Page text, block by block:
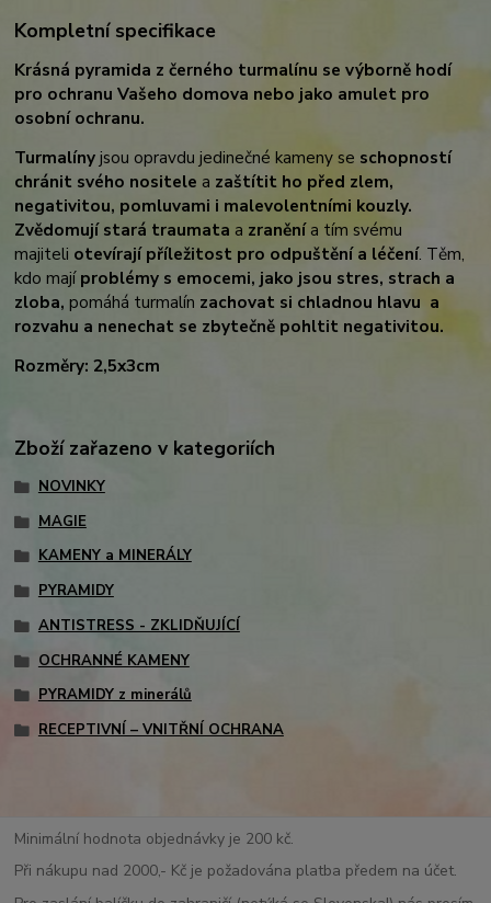
Kompletní specifikace
Krásná pyramida z černého turmalínu se výborně hodí
pro ochranu Vašeho domova nebo jako amulet pro
osobní ochranu.
Turmalínyjsou opravdu jedinečné kameny se schopností
chránit svého nositele a zaštítit ho před zlem,
negativitou, pomluvami i malevolentními kouzly.
Zvědomují stará traumata a zraněnía tím svému
majiteli otevírají příležitost pro odpuštění a léčení. Těm,
kdo majíproblémy s emocemi, jako jsou stres, strach a
zloba, pomáhá turmalín zachovat si chladnou hlavu a
rozvahu a nenechat se zbytečně pohltit negativitou.
Rozměry: 2,5x3cm
Zboží zařazeno v kategoriích
NOVINKY
MAGIE
KAMENY a MINERÁLY
PYRAMIDY
ANTISTRESS - ZKLIDŇUJÍCÍ
OCHRANNÉ KAMENY
PYRAMIDY z minerálů
RECEPTIVNÍ – VNITŘNÍ OCHRANA
Minimální hodnota objednávky je 200 kč.
Při nákupu nad 2000,- Kč je požadována platba předem na účet.